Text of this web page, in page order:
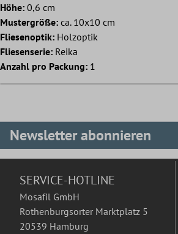
Höhe: 0,6 cm
Mustergröße: ca. 10x10 cm
Fliesenoptik: Holzoptik
Fliesenserie: Reika
Anzahl pro Packung: 1
Newsletter abonnieren
SERVICE-HOTLINE
Mosafil GmbH
Rothenburgsorter Marktplatz 5
20539 Hamburg